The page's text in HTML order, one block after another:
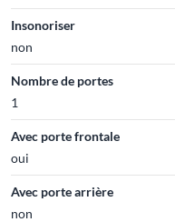
Insonoriser
non
Nombre de portes
1
Avec porte frontale
oui
Avec porte arrière
non